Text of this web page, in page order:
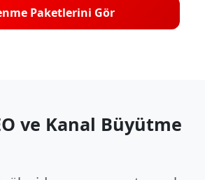
Paketlerini Gör
ve Kanal Büyütme